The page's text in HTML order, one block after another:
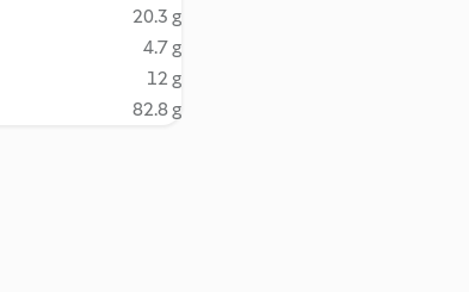
20.3 g
4.7 g
12 g
82.8 g